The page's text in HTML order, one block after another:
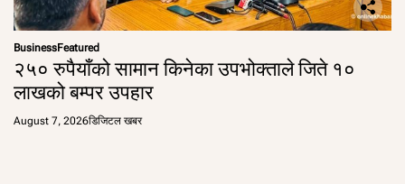
BusinessFeatured
२५० रुपैयाँको सामान किनेका उपभोक्ताले जिते १०
लाखको बम्पर उपहार
August 7, 2026डिजिटल खबर